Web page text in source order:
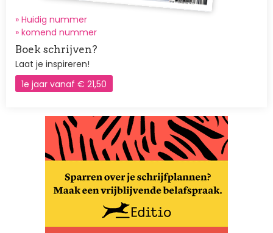
» Huidig nummer
» komend nummer
Boek schrijven?
Laat je inspireren!
1e jaar vanaf € 21,50